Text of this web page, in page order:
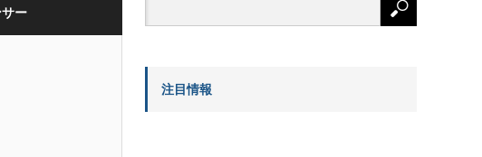
ー
注目情報